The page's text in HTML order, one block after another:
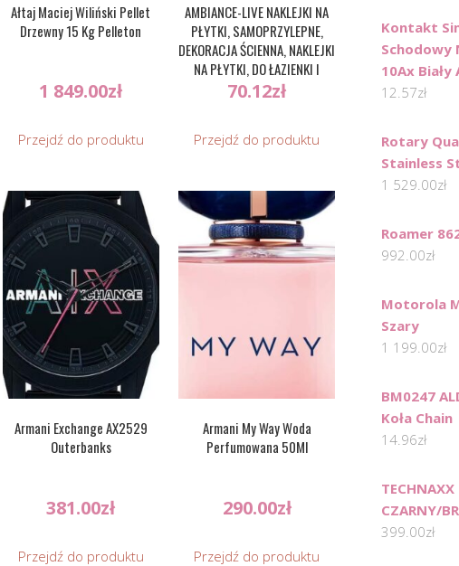
Ałtaj Maciej Wiliński Pellet
Drzewny 15 Kg Pelleton
1 849.00zł
Przejdź do produktu
AMBIANCE-LIVE NAKLEJKI NA
PŁYTKI, SAMOPRZYLEPNE,
DEKORACJA ŚCIENNA, NAKLEJKI
NA PŁYTKI, DO ŁAZIENKI I
KUCHNI, 15 X 15 CM, 9 SZTUK
70.12zł
Przejdź do produktu
Armani Exchange AX2529
Outerbanks
381.00zł
Przejdź do produktu
Armani My Way Woda
Perfumowana 50Ml
290.00zł
Przejdź do produktu
Kontakt
Schodowy
10Ax Biały
12.57zł
Rotary
Stainless
1 529.00zł
Roamer
992.00zł
Motorola
Szary
1 199.00zł
BM0247
Koła Chain
14.96zł
CZARNY/
399.00zł